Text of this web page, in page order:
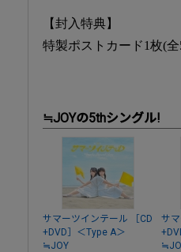
【封入特典】
特製ポストカード1枚(
≒JOYの5thシングル!
サマーツインテール ［CD
+DVD］＜Type A＞
≒JOY
サ